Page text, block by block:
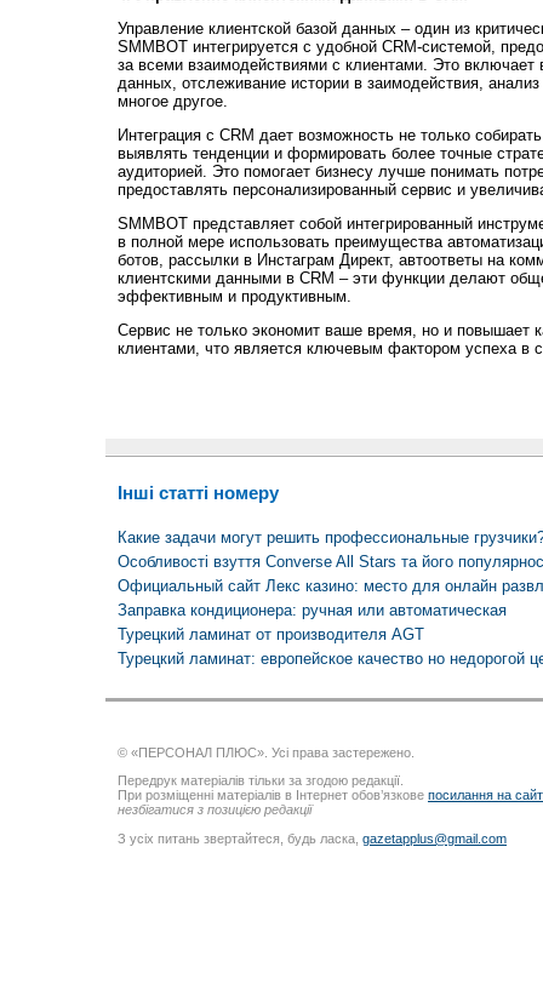
Управление клиентской базой данных – один из
SMMBOT интегрируется с удобной CRM-системой,
за всеми взаимодействиями с клиентами. Это включает
данных, отслеживание истории в заимодействия,
многое другое.
Интеграция с CRM дает возможность не только
выявлять тенденции и формировать более точные
аудиторией. Это помогает бизнесу лучше понимать
предоставлять персонализированный сервис и
SMMBOT представляет собой интегрированный
в полной мере использовать преимущества
ботов, рассылки в Инстаграм Директ, автоответы на
клиентскими данными в CRM – эти функции делают
эффективным и продуктивным.
Сервис не только экономит ваше время, но и повышает
клиентами, что является ключевым фактором успеха в
Інші статті номеру
Какие задачи могут решить профессиональные
Особливості взуття Сonverse All Stars та його
Официальный сайт Лекс казино: место для онлайн
Заправка кондиционера: ручная или автоматическая
Турецкий ламинат от производителя AGT
Турецкий ламинат: европейское качество но недорогой
© «ПЕРСОНАЛ ПЛЮС». Усі права застережено.
Передрук матеріалів тільки за згодою редакції.
При розміщенні матеріалів в Інтернет обов’язкове посилання на
незбігатися з позицією редакції
З усіх питань звертайтеся, будь ласка, gazetapplus@gmail.com